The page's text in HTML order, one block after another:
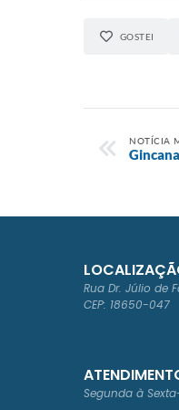
GOSTEI
NOTÍCIA
Rua Dr. Júlio de
CEP: 18650-047
Segunda à